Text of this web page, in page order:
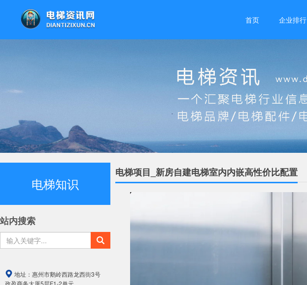
首页 企业排行
电梯知识
站内搜索
地址： 惠州市鹅岭西路龙西街3号
政盈商务大厦5层F1-2单元
电梯项目_新房自建电梯室内内嵌高性价比配置